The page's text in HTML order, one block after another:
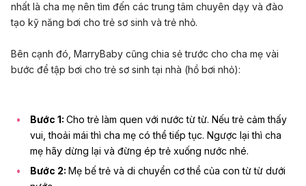
nhất là cha mẹ nên tìm đến các trung tâm chuyên dạy và đào
tạo kỹ năng bơi cho trẻ sơ sinh và trẻ nhỏ.
Bên cạnh đó, MarryBaby cũng chia sẻ trước cho cha mẹ vài
bước để tập bơi cho trẻ sơ sinh tại nhà (hồ bơi nhỏ):
Bước 1: Cho trẻ làm quen với nước từ từ. Nếu trẻ cảm thấy
vui, thoải mái thì cha mẹ có thể tiếp tục. Ngược lại thì cha
mẹ hãy dừng lại và đừng ép trẻ xuống nước nhé.
Bước 2: Mẹ bế trẻ và di chuyển cơ thể của con từ từ dưới